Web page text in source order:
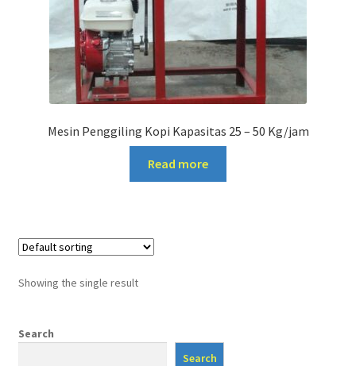
Mesin Penggiling Kopi Kapasitas 25 – 50 Kg/jam
Read more
Showing the single result
Search
Search